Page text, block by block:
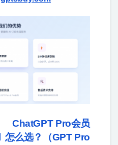
ChatGPT Pro会员
怎么选？（GPT Pro